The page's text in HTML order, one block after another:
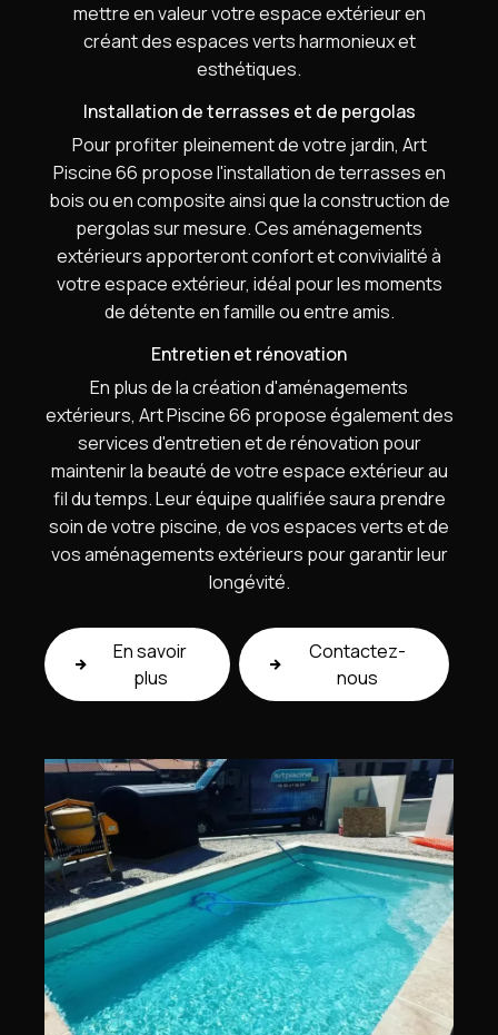
mettre en valeur votre espace extérieur en
créant des espaces verts harmonieux et
esthétiques.
Installation de terrasses et de pergolas
Pour profiter pleinement de votre jardin, Art
Piscine 66 propose l'installation de terrasses en
bois ou en composite ainsi que la construction de
pergolas sur mesure. Ces aménagements
extérieurs apporteront confort et convivialité à
votre espace extérieur, idéal pour les moments
de détente en famille ou entre amis.
Entretien et rénovation
En plus de la création d'aménagements
extérieurs, Art Piscine 66 propose également des
services d'entretien et de rénovation pour
maintenir la beauté de votre espace extérieur au
fil du temps. Leur équipe qualifiée saura prendre
soin de votre piscine, de vos espaces verts et de
vos aménagements extérieurs pour garantir leur
longévité.
En savoir
plus
Contactez-
nous